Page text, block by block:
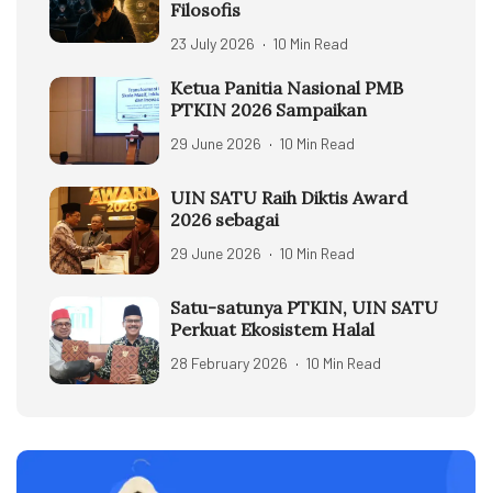
Filosofis
23 July 2026 10 Min Read
Ketua Panitia Nasional PMB
PTKIN 2026 Sampaikan
29 June 2026 10 Min Read
UIN SATU Raih Diktis Award
2026 sebagai
29 June 2026 10 Min Read
Satu-satunya PTKIN, UIN SATU
Perkuat Ekosistem Halal
28 February 2026 10 Min Read